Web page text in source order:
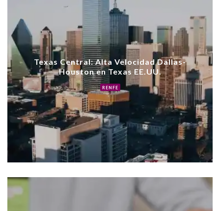
Texas Central: Alta Velocidad Dallas-
Houston en Texas EE.UU.
RENFE